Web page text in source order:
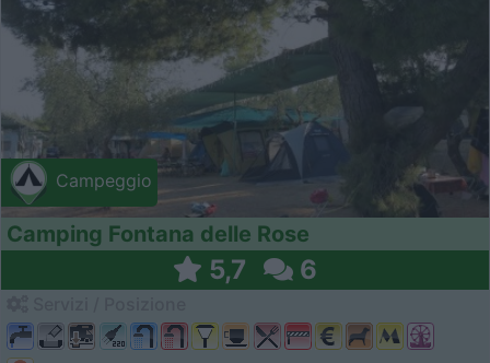
Campeggio
Camping Fontana delle Rose
5,7 6